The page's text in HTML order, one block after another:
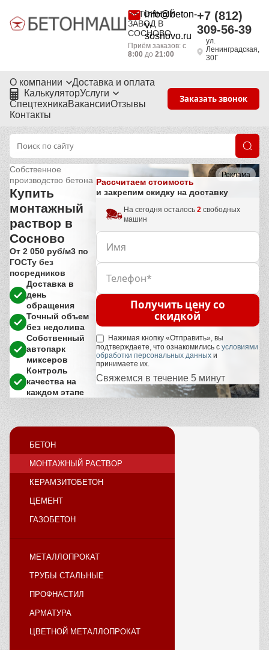
БЕТОННЫЙ
ЗАВОД В
СОСНОВО
info@beton-
v-
sosnovo.ru
Приём заказов: с
8:00 до 21:00
+7 (812)
309-56-39
ул.
Ленинградская,
30Г
О компании
Доставка и оплата
КалькуляторУслуги
СпецтехникаВакансииОтзывы
Контакты
Заказать звонок
Реклама
Собственное
производство бетона
Купить
монтажный
раствор в
Сосново
От 2 050 руб/м3 по
ГОСТу без
посредников
Доставка в
день
обращения
Точный объем
без недолива
Собственный
автопарк
миксеров
Контроль
качества на
каждом этапе
Рассчитаем стоимость
и закрепим скидку на доставку
На сегодня осталось 2свободных
машин
Получить цену со
скидкой
Нажимая кнопку «Отправить», вы
подтверждаете, что ознакомились с условиями
обработки персональных данныхи
принимаете их.
Свяжемся в течение 5 минут
БЕТОН
МОНТАЖНЫЙ РАСТВОР
КЕРАМЗИТОБЕТОН
ЦЕМЕНТ
ГАЗОБЕТОН
МЕТАЛЛОПРОКАТ
ТРУБЫ СТАЛЬНЫЕ
ПРОФНАСТИЛ
АРМАТУРА
ЦВЕТНОЙ МЕТАЛЛОПРОКАТ